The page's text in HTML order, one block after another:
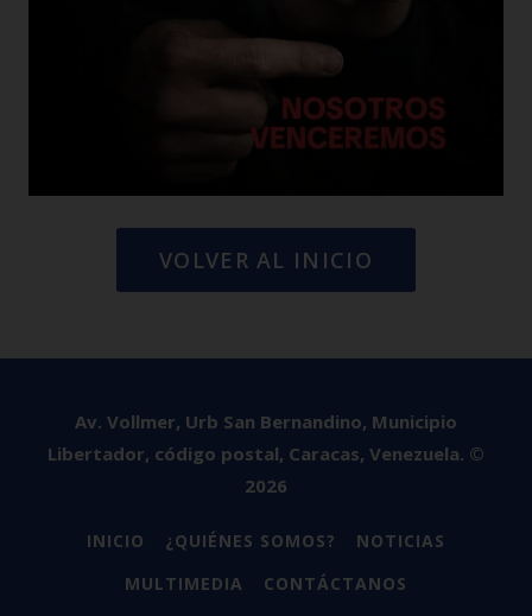
VOLVER AL INICIO
Av. Vollmer, Urb San Bernandino, Municipio
Libertador, código postal, Caracas, Venezuela. ©
2026
INICIO ¿QUIÉNES SOMOS?
NOTICIAS
MULTIMEDIA
CONTÁCTANOS